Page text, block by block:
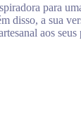
para
disso, a sua
aos